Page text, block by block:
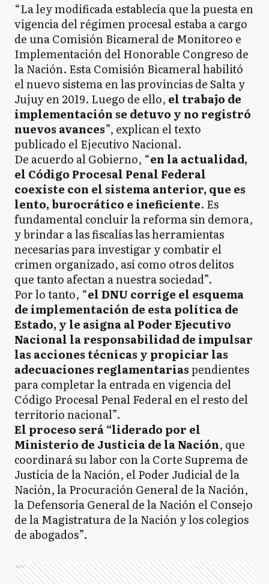
“La ley modificada establecía que la puesta en
vigencia del régimen procesal estaba a cargo
de una Comisión Bicameral de Monitoreo e
Implementación del Honorable Congreso de
la Nación. Esta Comisión Bicameral habilitó
el nuevo sistema en las provincias de Salta y
Jujuy en 2019. Luego de ello, el trabajo de
implementación se detuvo y no registró
nuevos avances”, explican el texto
publicado el Ejecutivo Nacional.
De acuerdo al Gobierno, “en la actualidad,
el Código Procesal Penal Federal
coexiste con el sistema anterior, que es
lento, burocrático e ineficiente. Es
fundamental concluir la reforma sin demora,
y brindar a las fiscalías las herramientas
necesarias para investigar y combatir el
crimen organizado, así como otros delitos
que tanto afectan a nuestra sociedad”.
Por lo tanto, “el DNU corrige el esquema
de implementación de esta política de
Estado, y le asigna al Poder Ejecutivo
Nacional la responsabilidad de impulsar
las acciones técnicas y propiciar las
adecuaciones reglamentariaspendientes
para completar la entrada en vigencia del
Código Procesal Penal Federal en el resto del
territorio nacional”.
El proceso será “liderado por el
Ministerio de Justicia de la Nación, que
coordinará su labor con la Corte Suprema de
Justicia de la Nación, el Poder Judicial de la
Nación, la Procuración General de la Nación,
la Defensoría General de la Nación el Consejo
de la Magistratura de la Nación y los colegios
de abogados”.
Ads